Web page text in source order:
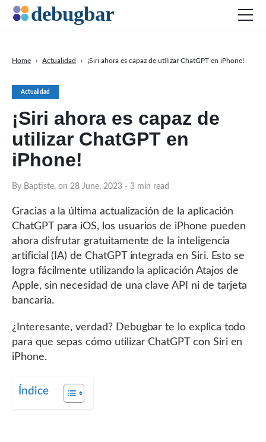
Actualidad
¡Siri ahora es capaz de
utilizar ChatGPT en
iPhone!
By Baptiste, on 28 June, 2023 - 3 min read
Home › Actualidad › ¡Siri ahora es capaz de utilizar ChatGPT en iPhone!
Gracias a la última actualización de la aplicación
ChatGPT para iOS, los usuarios de iPhone pueden
ahora disfrutar gratuitamente de la inteligencia
artificial (IA) de ChatGPT integrada en Siri. Esto se
logra fácilmente utilizando la aplicación Atajos de
Apple, sin necesidad de una clave API ni de tarjeta
bancaria.
¿Interesante, verdad? Debugbar te lo explica todo
para que sepas cómo utilizar ChatGPT con Siri en
iPhone.
Índice
Productividad
Marketing Digital
DOWNLOAD DEBUGBAR